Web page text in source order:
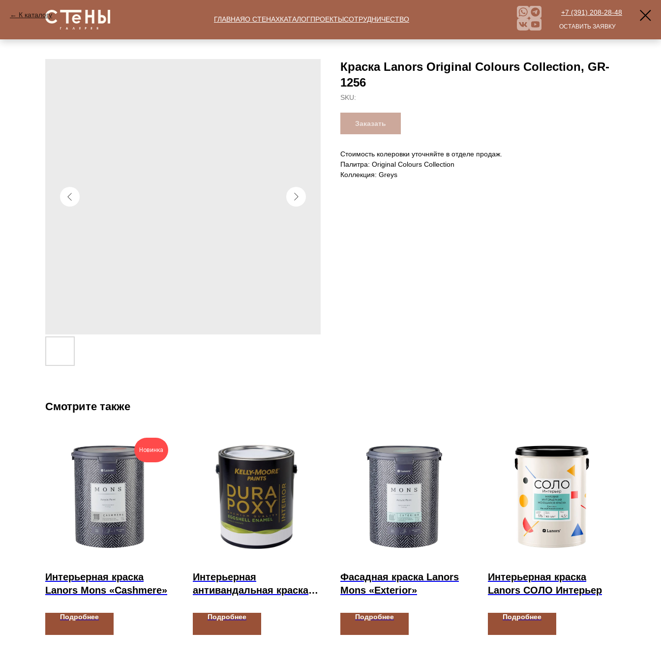
К каталогу
Краска Lanors Original Colours Collection, GR-
1256
SKU:
Заказать
Стоимость колеровки уточняйте в отделе продаж.
Палитра: Original Colours Collection
Коллекция: Greys
Смотрите также
Новинка
Интерьерная краска
Lanors Mons «Cashmere»
Подробнее
Интерьерная
антивандальная краска
DURAPOXY INTERIOR
Подробнее
Фасадная краска Lanors
Mons «Exterior»
Подробнее
Интерьерная краска
Lanors СОЛО Интерьер
Подробнее
ГЛАВНАЯО СТЕНАХКАТАЛОГПРОЕКТЫСОТРУДНИЧЕСТВО
+7 (391) 208-28-48
ОСТАВИТЬ ЗАЯВКУ